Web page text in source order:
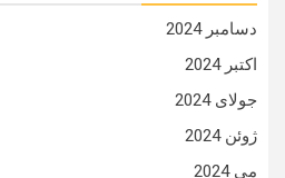
دسامبر 2024
اکتبر 2024
جولای 2024
ژوئن 2024
می 2024